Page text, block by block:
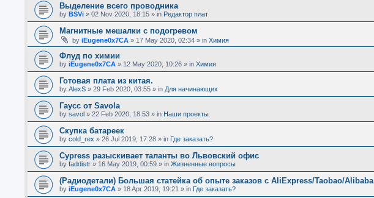
Выделение всего проводника
by BSVi » 02 Nov 2020, 18:15 » in Редактор плат
Магнитные мешалки с подогревом
by iEugene0x7CA » 17 May 2020, 02:34 » in Химия
Флуд по химии
by iEugene0x7CA » 12 May 2020, 10:26 » in Химия
Готовая плата из китая.
by AlexS » 29 Feb 2020, 03:55 » in Для начинающих
Гаусс от Savola
by savol » 22 Feb 2020, 18:53 » in Наши проекты
Скупка батареек
by cold_rex » 26 Jul 2019, 17:28 » in Где заказать?
Cypress разыскивает таланты во Львовский офис
by faddistr » 16 May 2019, 00:59 » in Жизненные вопросы
(Радиодетали) Большая статейка об опыте заказов с AliExpress/Taobao/Alibaba
by iEugene0x7CA » 18 Apr 2019, 19:21 » in Где заказать?